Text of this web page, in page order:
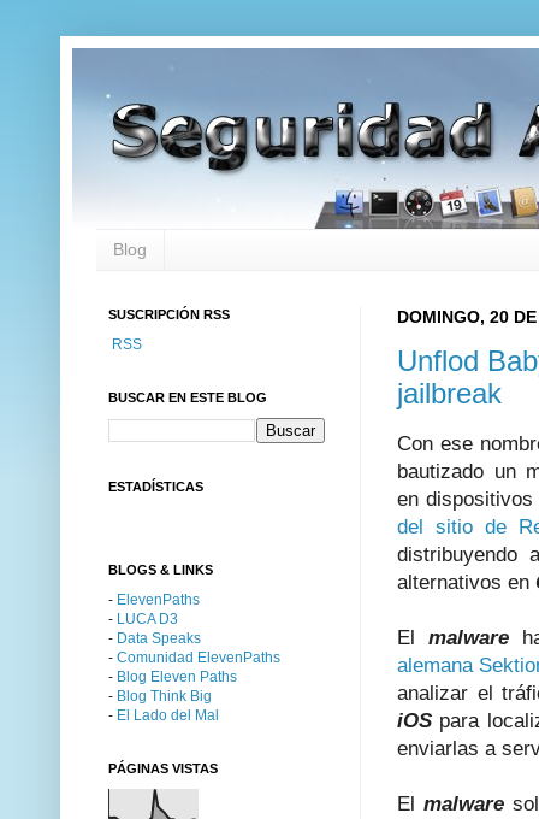
Blog
DOMINGO, 20
Unflod
jailbreak
Con ese
bautizado un
en dispositivos
del sitio de
alternativos en
Elmalware
alemana
analizar el
iOS para
enviarlas a
El malware
SUSCRIPCIÓN RSS
RSS
BUSCAR EN ESTE BLOG
ESTADÍSTICAS
BLOGS & LINKS
- ElevenPaths
- LUCA D3
- Data Speaks
- Comunidad ElevenPaths
- Blog Eleven Paths
- Blog Think Big
- El Lado del Mal
PÁGINAS VISTAS